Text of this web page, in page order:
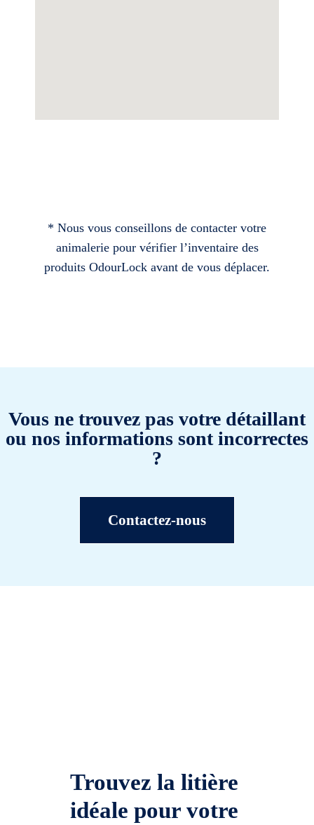
* Nous vous conseillons de contacter votre
animalerie pour vérifier l’inventaire des
produits OdourLock avant de vous déplacer.
Vous ne trouvez pas votre détaillant
ou nos informations sont incorrectes
?
Contactez-nous
Trouvez la litière
idéale pour votre